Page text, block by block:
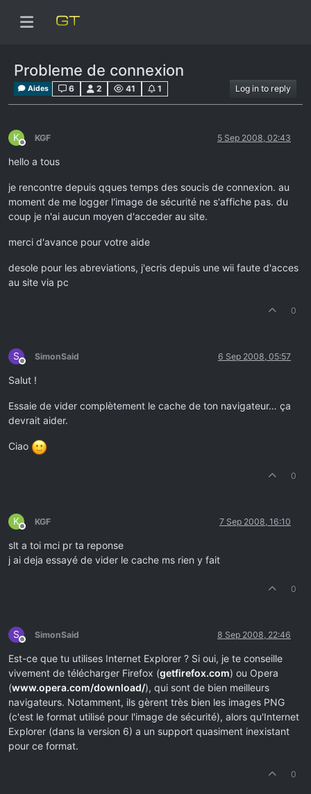
Probleme de connexion
Aides 6 2 41 1 Log in to reply
K
Offline
KGF 5 Sep 2008, 02:43
hello a tous
je rencontre depuis qques temps des soucis de connexion. au
moment de me logger l'image de sécurité ne s'affiche pas. du
coup je n'ai aucun moyen d'acceder au site.
merci d'avance pour votre aide
desole pour les abreviations, j'ecris depuis une wii faute d'acces
au site via pc
0
S
Offline
SimonSaid 6 Sep 2008, 05:57
Salut !
Essaie de vider complètement le cache de ton navigateur… ça
devrait aider.
Ciao
0
K
Offline
KGF 7 Sep 2008, 16:10
slt a toi mci pr ta reponse
j ai deja essayé de vider le cache ms rien y fait
0
S
Offline
SimonSaid 8 Sep 2008, 22:46
Est-ce que tu utilises Internet Explorer ? Si oui, je te conseille
vivement de télécharger Firefox (getfirefox.com) ou Opera
(www.opera.com/download/), qui sont de bien meilleurs
navigateurs. Notamment, ils gèrent très bien les images PNG
(c'est le format utilisé pour l'image de sécurité), alors qu'Internet
Explorer (dans la version 6) a un support quasiment inexistant
pour ce format.
0